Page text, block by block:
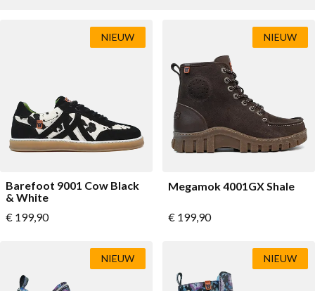
Barefoot 9001 Cow Black
& White
Vanaf
€ 199,90
NIEUW
Megamok 4001GX Shale
Vanaf
€ 199,90
NIEUW
NIEUW NIEUW